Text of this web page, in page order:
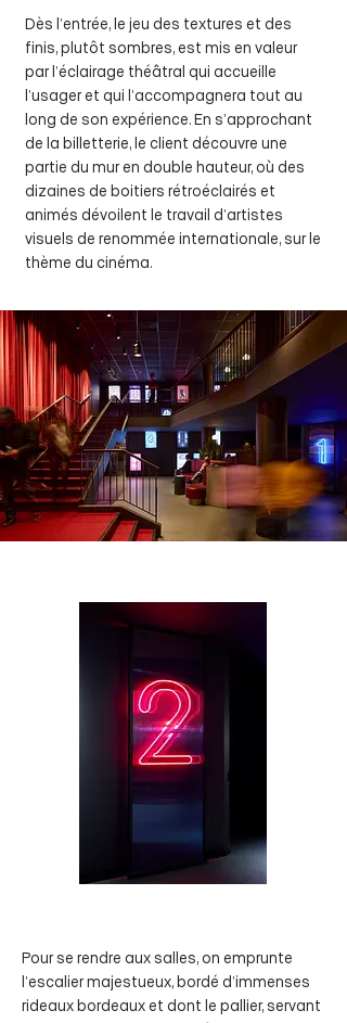
Dès l’entrée, le jeu des textures et des
finis, plutôt sombres, est mis en valeur
par l’éclairage théâtral qui accueille
l’usager et qui l’accompagnera tout au
long de son expérience. En s’approchant
de la billetterie, le client découvre une
partie du mur en double hauteur, où des
dizaines de boitiers rétroéclairés et
animés dévoilent le travail d’artistes
visuels de renommée internationale, sur le
thème du cinéma.
Pour se rendre aux salles, on emprunte
l’escalier majestueux, bordé d’immenses
rideaux bordeaux et dont le pallier, servant